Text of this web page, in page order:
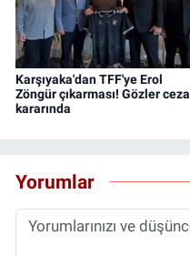
Karşıyaka'dan TFF'ye Erol
Zöngür çıkarması! Gözler ceza
kararında
Yorumlar